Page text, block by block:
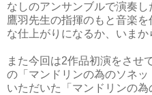
なしのアンサンブルで演奏
鷹羽先生の指揮のもと音楽
な仕上がりになるか、いまか
また今回は2作品初演をさせ
の「マンドリンの為のソネ
いただいた「マンドリンの